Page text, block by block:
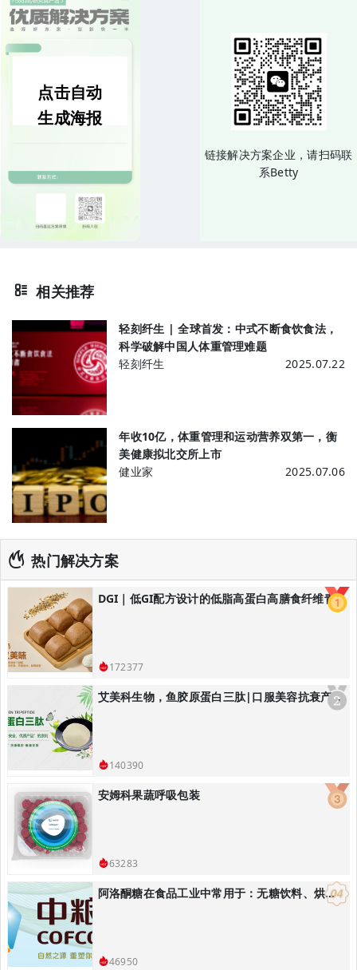
点击自动
生成海报
链接解决方案企业，请扫码联
系Betty
相关推荐
轻刻纤生 | 全球首发：中式不断食饮食法，
科学破解中国人体重管理难题
轻刻纤生
2025.07.22
年收10亿，体重管理和运动营养双第一，衡
美健康拟北交所上市
健业家
2025.07.06
热门解决方案
DGI｜低GI配方设计的低脂高蛋白高膳食纤维青稞黑全麦馒头/低GI主食解决方案
172377
艾美科生物，鱼胶原蛋白三肽|口服美容抗衰产品解决方案
140390
安姆科果蔬呼吸包装
63283
阿洛酮糖在食品工业中常用于：无糖饮料、烘焙食品：替代蔗糖降低热量
46950